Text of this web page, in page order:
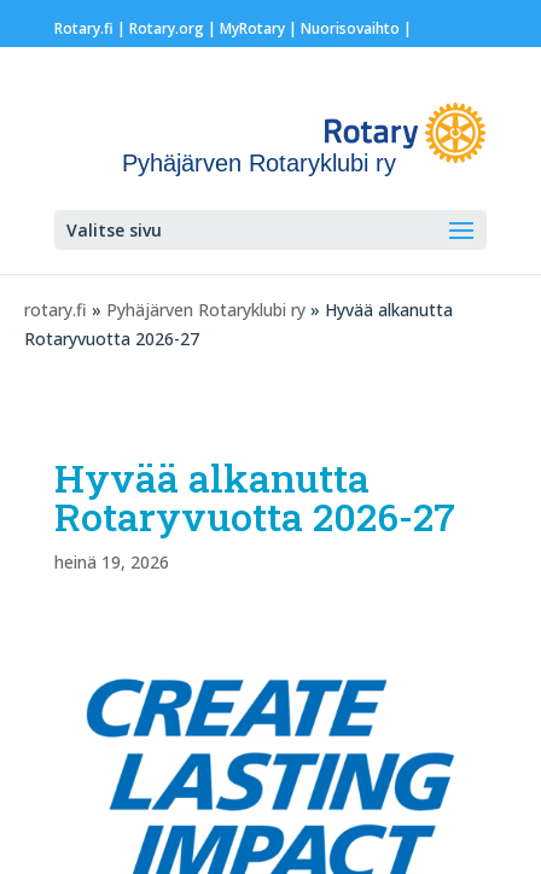
Rotary.fi | Rotary.org| MyRotary | Nuorisovaihto |
Pyhäjärven Rotaryklubi ry
Valitse sivu
rotary.fi » Pyhäjärven Rotaryklubi ry » Hyvää alkanutta
Rotaryvuotta 2026-27
Hyvää alkanutta
Rotaryvuotta 2026-27
heinä 19, 2026